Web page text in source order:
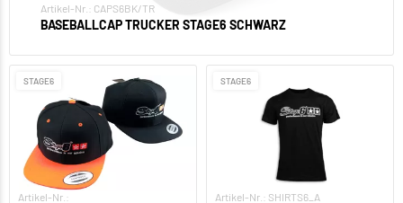
Artikel-Nr.: CAPS6BK/TR
BASEBALLCAP TRUCKER STAGE6 SCHWARZ
STAGE6
Artikel-Nr.:
STAGE6
Artikel-Nr.: SHIRTS6_A